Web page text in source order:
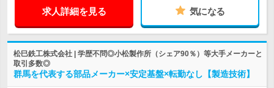
求人詳細を見る 気になる
松巳鉄工株式会社 | 学歴不問◎小松製作所（シェア90％）等大手メーカーと
取引多数◎
群馬を代表する部品メーカー×安定基盤×転勤なし【製造技術】